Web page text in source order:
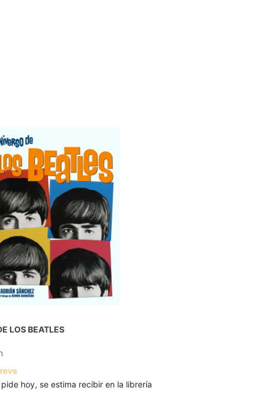
LOS BEATLES
hoy, se estima recibir en la librería